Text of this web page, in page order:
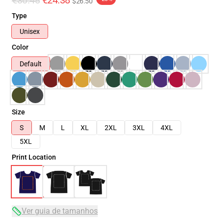
Type
Unisex
Color
Default
Size
S
M L XL 2XL 3XL
4XL
5XL
Print Location
Ver guia de tamanhos